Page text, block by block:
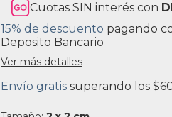
Cuotas SIN interés con
15% de descuento pagando
Deposito Bancario
Ver más detalles
Envío gratis superando los